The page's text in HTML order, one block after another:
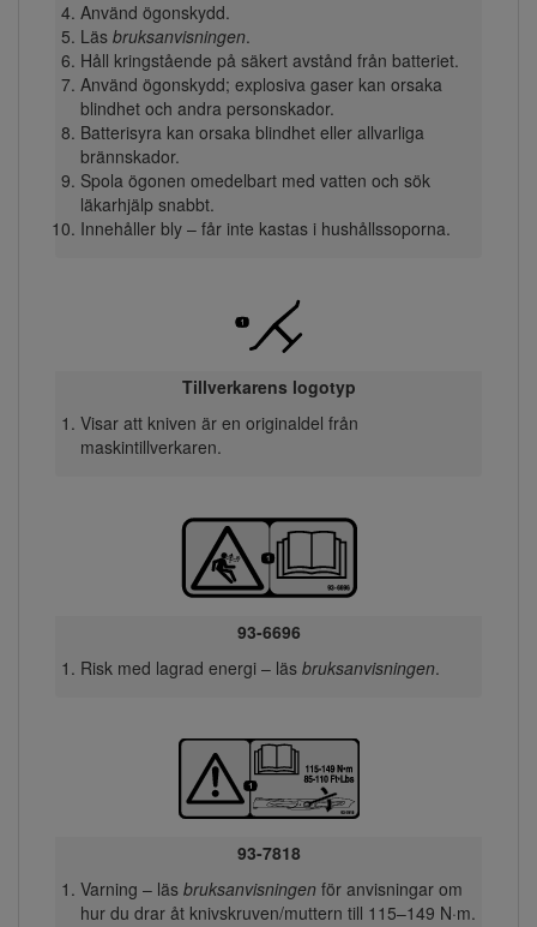
Använd ögonskydd.
Läs bruksanvisningen.
Håll kringstående på säkert avstånd från batteriet.
Använd ögonskydd; explosiva gaser kan orsaka
blindhet och andra personskador.
Batterisyra kan orsaka blindhet eller allvarliga
brännskador.
Spola ögonen omedelbart med vatten och sök
läkarhjälp snabbt.
Innehåller bly – får inte kastas i hushållssoporna.
Tillverkarens logotyp
Visar att kniven är en originaldel från
maskintillverkaren.
93-6696
Risk med lagrad energi – läs bruksanvisningen.
93-7818
Varning – läs bruksanvisningenför anvisningar om
hur du drar åt knivskruven/muttern till 115–149 N·m.